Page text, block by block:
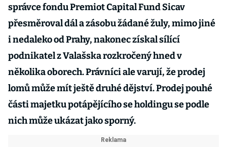
správce fondu Premiot Capital Fund Sicav
přesměroval dál a zásobu žádané žuly, mimo jiné
i nedaleko od Prahy, nakonec získal sílící
podnikatel z Valašska rozkročený hned v
několika oborech. Právníci ale varují, že prodej
lomů může mít ještě druhé dějství. Prodej pouhé
části majetku potápějícího se holdingu se podle
nich může ukázat jako sporný.